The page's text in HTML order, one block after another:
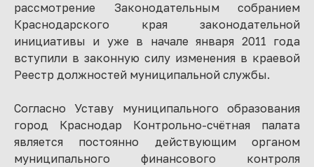
рассмотрение Законодательным собранием
Краснодарского края законодательной
инициативы и уже в начале января 2011 года
вступили в законную силу изменения в краевой
Реестр должностей муниципальной службы.
Согласно Уставу муниципального образования
город Краснодар Контрольно-счётная палата
является постоянно действующим органом
муниципального финансового контроля